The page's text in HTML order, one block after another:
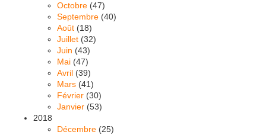
Octobre (47)
Septembre (40)
Août (18)
Juillet (32)
Juin (43)
Mai (47)
Avril (39)
Mars (41)
Février (30)
Janvier (53)
2018
Décembre (25)